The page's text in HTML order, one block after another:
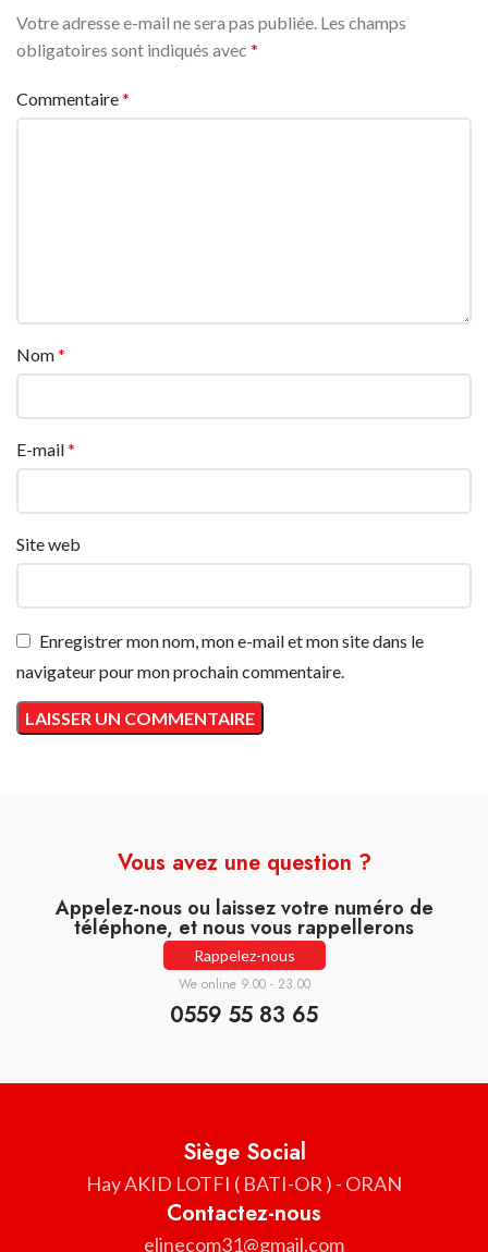
Votre adresse e-mail ne sera pas publiée. Les champs
obligatoires sont indiqués avec *
Commentaire*
Nom*
E-mail*
Site web
Enregistrer mon nom, mon e-mail et mon site dans le
navigateur pour mon prochain commentaire.
Vous avez une question ?
Appelez-nous ou laissez votre numéro de
téléphone, et nous vous rappellerons
Rappelez-nous
We online 9.00 - 23.00
0559 55 83 65
Siège Social
Hay AKID LOTFI ( BATI-OR ) - ORAN
Contactez-nous
elinecom31@gmail.com